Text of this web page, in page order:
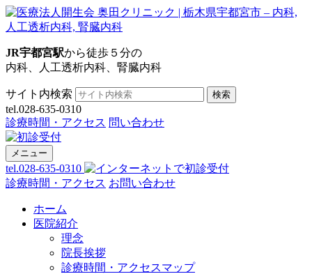
JR宇都宮駅から徒歩５分の
内科、人工透析内科、腎臓内科
サイト内検索 検索
tel.028-635-0310
診療時間・アクセス 問い合わせ
メニュー
tel.028-635-0310
診療時間・アクセス お問い合わせ
ホーム
医院紹介
理念
院長挨拶
診療時間・アクセスマップ